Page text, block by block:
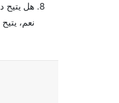
هل يتيح
نعم،